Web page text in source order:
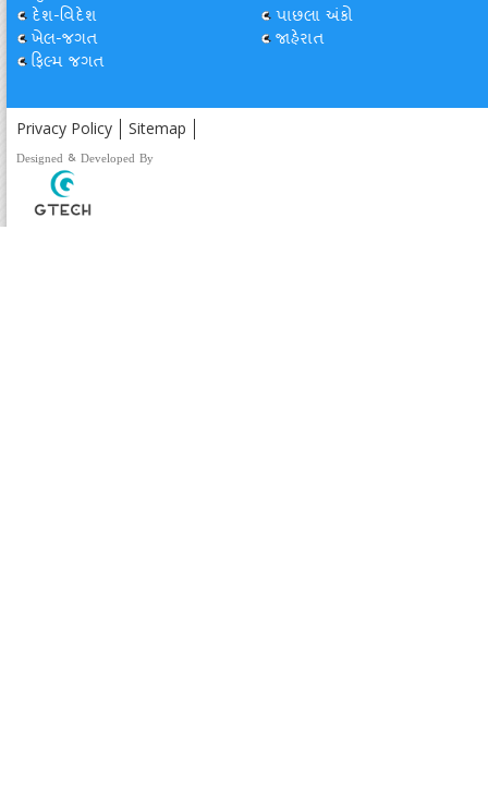
દેશ-વિદેશ
ખેલ-જગત
ફિલ્મ જગત
પાછલા અંકો
જાહેરાત
Privacy Policy Sitemap
Designed & Developed By